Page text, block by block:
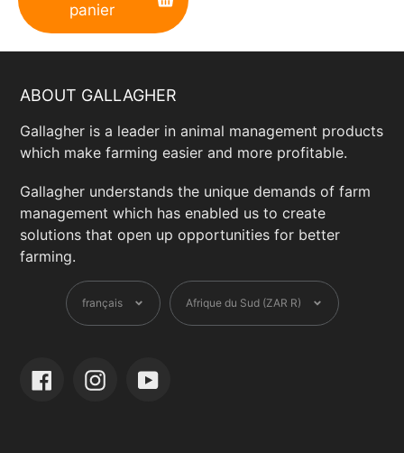
panier
ABOUT GALLAGHER
Gallagher is a leader in animal management products
which make farming easier and more profitable.
Gallagher understands the unique demands of farm
management which has enabled us to create
solutions that open up opportunities for better
farming.
Langue
français Devise
Afrique du Sud (ZAR R)
FacebookInstagramYouTube